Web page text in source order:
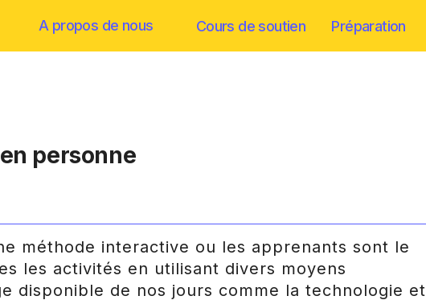
A propos de nous Cours de soutien Préparation
personne
méthode interactive ou les apprenants sont le
les activités en utilisant divers moyens
disponible de nos jours comme la technologie et